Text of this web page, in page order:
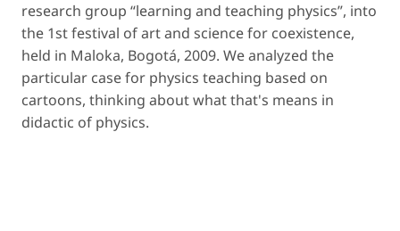
research group “learning and teaching physics”, into
the 1st festival of art and science for coexistence,
held in Maloka, Bogotá, 2009. We analyzed the
particular case for physics teaching based on
cartoons, thinking about what that's means in
didactic of physics.